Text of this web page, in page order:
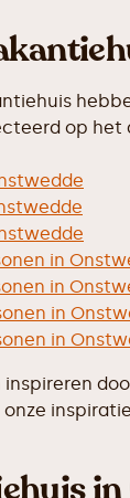
op het
in
in
in
in